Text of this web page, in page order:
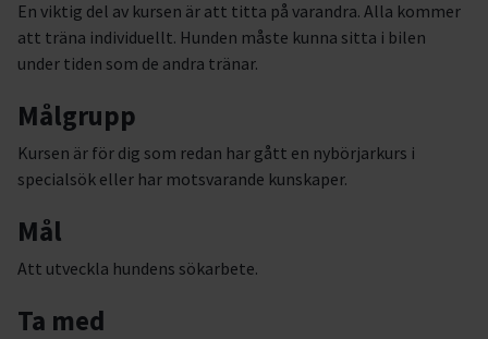
En viktig del av kursen är att titta på varandra. Alla kommer
att träna individuellt. Hunden måste kunna sitta i bilen
under tiden som de andra tränar.
Målgrupp
Kursen är för dig som redan har gått en nybörjarkurs i
specialsök eller har motsvarande kunskaper.
Mål
Att utveckla hundens sökarbete.
Ta med